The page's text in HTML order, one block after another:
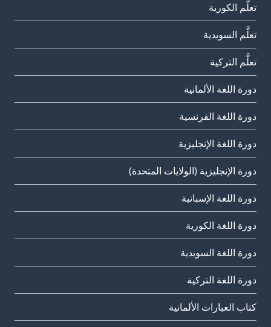
تعلَّم الكورية
تعلَّم السويدية
تعلَّم التركية
دورة اللغة الألمانية
دورة اللغة الفرنسية
دورة اللغة الإنجليزية
دورة الإنجليزية (الولايات المتحدة)
دورة اللغة الإسبانية
دورة اللغة الكورية
دورة اللغة السويدية
دورة اللغة التركية
كتاب العبارات الألمانية